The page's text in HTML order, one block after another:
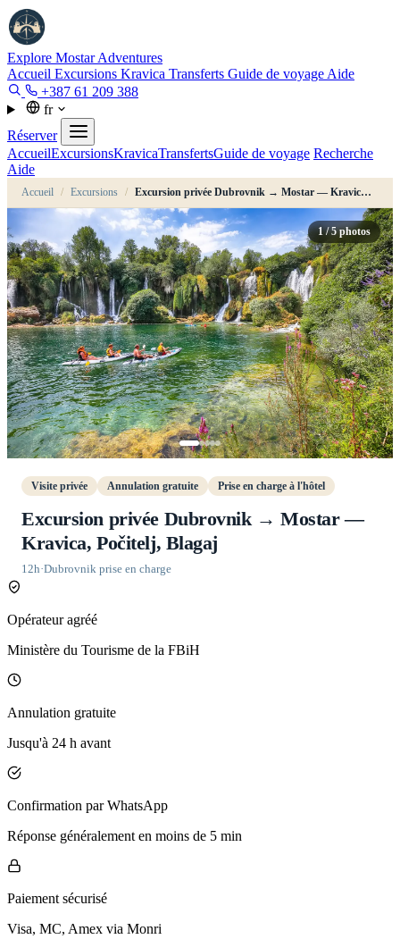
Explore MostarAdventures
Accueil Excursions Kravica Transferts Guide de voyage Aide
+387 61 209 388
fr
Réserver
AccueilExcursionsKravicaTransfertsGuide de voyage Recherche
Aide
Accueil / Excursions / Excursion privée Dubrovnik → Mostar — Kravica, Počitelj, Blagaj
1/ 5 photos
Visite privée Annulation gratuite Prise en charge à l'hôtel
Excursion privée Dubrovnik → Mostar —
Kravica, Počitelj, Blagaj
12h·Dubrovnik prise en charge
Opérateur agréé
Ministère du Tourisme de la FBiH
Annulation gratuite
Jusqu'à 24 h avant
Confirmation par WhatsApp
Réponse généralement en moins de 5 min
Paiement sécurisé
Visa, MC, Amex via Monri